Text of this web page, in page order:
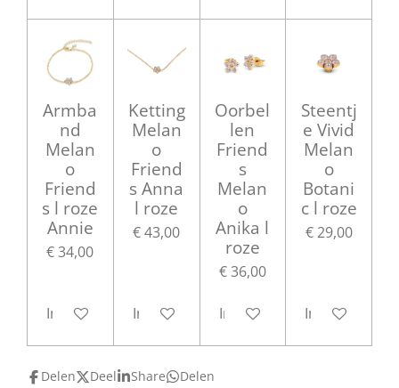
Armba
nd
Melan
o
Friend
s l roze
Annie
€ 34,00
In winkelwagen
Ketting
Melan
o
Friend
s Anna
l roze
€ 43,00
In winkelwagen
Oorbel
len
Friend
s
Melan
o
Anika l
roze
€ 36,00
In winkelwagen
Steentj
e Vivid
Melan
o
Botani
c l roze
€ 29,00
In
Delen Deel Share Delen